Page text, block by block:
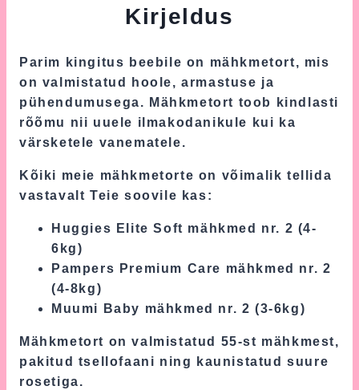
Kirjeldus
Parim kingitus beebile on mähkmetort, mis
on valmistatud hoole, armastuse ja
pühendumusega. Mähkmetort toob kindlasti
rõõmu nii uuele ilmakodanikule kui ka
värsketele vanematele.
Kõiki meie mähkmetorte on võimalik tellida
vastavalt Teie soovile kas:
Huggies Elite Soft mähkmed nr. 2 (4-
6kg)
Pampers Premium Care mähkmed nr. 2
(4-8kg)
Muumi Baby mähkmed nr. 2 (3-6kg)
Mähkmetort on valmistatud 55-st mähkmest,
pakitud tsellofaani ning kaunistatud suure
rosetiga.